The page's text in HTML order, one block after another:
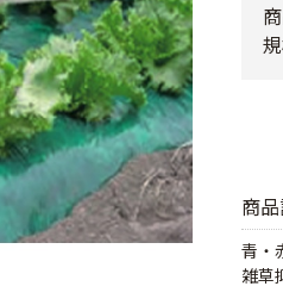
商
青・
雑草